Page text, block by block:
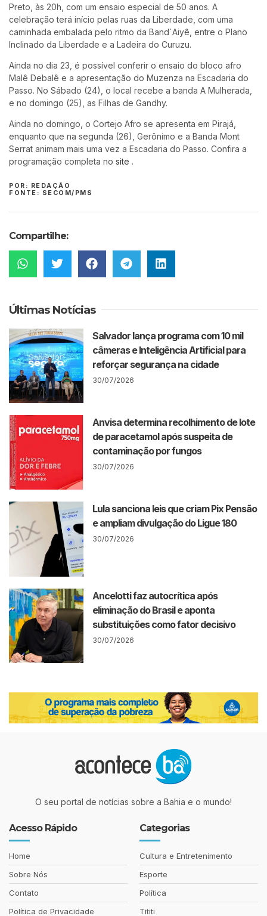
Preto, às 20h, com um ensaio especial de 50 anos. A
celebração terá início pelas ruas da Liberdade, com uma
caminhada embalada pelo ritmo da Band`Aiyê, entre o Plano
Inclinado da Liberdade e a Ladeira do Curuzu.
Ainda no dia 23, é possível conferir o ensaio do bloco afro
Malê Debalê e a apresentação do Muzenza na Escadaria do
Passo. No Sábado (24), o local recebe a banda A Mulherada,
e no domingo (25), as Filhas de Gandhy.
Ainda no domingo, o Cortejo Afro se apresenta em Pirajá,
enquanto que na segunda (26), Gerônimo e a Banda Mont
Serrat animam mais uma vez a Escadaria do Passo. Confira a
programação completa no site .
POR: REDAÇÃO
FONTE: SECOM/PMS
Compartilhe:
Últimas Notícias
Salvador lança programa com 10 mil
câmeras e Inteligência Artificial para
reforçar segurança na cidade
30/07/2026
Anvisa determina recolhimento de lote
de paracetamol após suspeita de
contaminação por fungos
30/07/2026
Lula sanciona leis que criam Pix Pensão
e ampliam divulgação do Ligue 180
30/07/2026
Ancelotti faz autocrítica após
eliminação do Brasil e aponta
substituições como fator decisivo
30/07/2026
O seu portal de notícias sobre a Bahia e o mundo!
Acesso Rápido
Home
Sobre Nós
Contato
Política de Privacidade
Categorias
Cultura e Entretenimento
Esporte
Política
Tititi